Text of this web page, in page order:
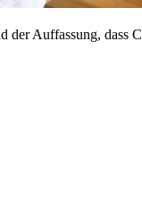
der Auffassung,